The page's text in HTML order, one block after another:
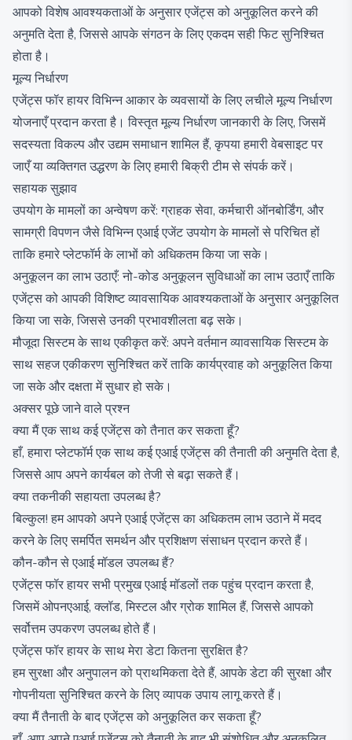
आपको विशेष आवश्यकताओं के अनुसार एजेंट्स को अनुकूलित करने की
अनुमति देता है, जिससे आपके संगठन के लिए एकदम सही फिट सुनिश्चित
होता है।
मूल्य निर्धारण
एजेंट्स फॉर हायर विभिन्न आकार के व्यवसायों के लिए लचीले मूल्य निर्धारण
योजनाएँ प्रदान करता है। विस्तृत मूल्य निर्धारण जानकारी के लिए, जिसमें
सदस्यता विकल्प और उद्यम समाधान शामिल हैं, कृपया हमारी वेबसाइट पर
जाएँ या व्यक्तिगत उद्धरण के लिए हमारी बिक्री टीम से संपर्क करें।
सहायक सुझाव
उपयोग के मामलों का अन्वेषण करें: ग्राहक सेवा, कर्मचारी ऑनबोर्डिंग, और
सामग्री विपणन जैसे विभिन्न एआई एजेंट उपयोग के मामलों से परिचित हों
ताकि हमारे प्लेटफॉर्म के लाभों को अधिकतम किया जा सके।
अनुकूलन का लाभ उठाएँ: नो-कोड अनुकूलन सुविधाओं का लाभ उठाएँ ताकि
एजेंट्स को आपकी विशिष्ट व्यावसायिक आवश्यकताओं के अनुसार अनुकूलित
किया जा सके, जिससे उनकी प्रभावशीलता बढ़ सके।
मौजूदा सिस्टम के साथ एकीकृत करें: अपने वर्तमान व्यावसायिक सिस्टम के
साथ सहज एकीकरण सुनिश्चित करें ताकि कार्यप्रवाह को अनुकूलित किया
जा सके और दक्षता में सुधार हो सके।
अक्सर पूछे जाने वाले प्रश्न
क्या मैं एक साथ कई एजेंट्स को तैनात कर सकता हूँ?
हाँ, हमारा प्लेटफॉर्म एक साथ कई एआई एजेंट्स की तैनाती की अनुमति देता है,
जिससे आप अपने कार्यबल को तेजी से बढ़ा सकते हैं।
क्या तकनीकी सहायता उपलब्ध है?
बिल्कुल! हम आपको अपने एआई एजेंट्स का अधिकतम लाभ उठाने में मदद
करने के लिए समर्पित समर्थन और प्रशिक्षण संसाधन प्रदान करते हैं।
कौन-कौन से एआई मॉडल उपलब्ध हैं?
एजेंट्स फॉर हायर सभी प्रमुख एआई मॉडलों तक पहुंच प्रदान करता है,
जिसमें ओपनएआई, क्लॉड, मिस्टल और ग्रोक शामिल हैं, जिससे आपको
सर्वोत्तम उपकरण उपलब्ध होते हैं।
एजेंट्स फॉर हायर के साथ मेरा डेटा कितना सुरक्षित है?
हम सुरक्षा और अनुपालन को प्राथमिकता देते हैं, आपके डेटा की सुरक्षा और
गोपनीयता सुनिश्चित करने के लिए व्यापक उपाय लागू करते हैं।
क्या मैं तैनाती के बाद एजेंट्स को अनुकूलित कर सकता हूँ?